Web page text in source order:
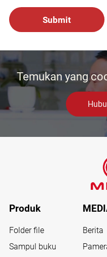
Temukan yang
Produk
Folder file
Sampul buku
Berita